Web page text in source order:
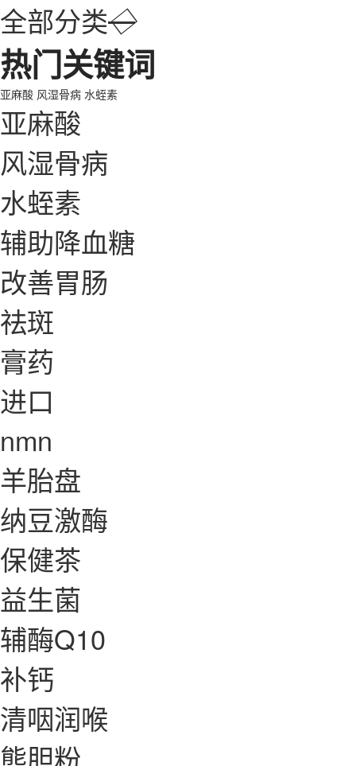
全部分类◇
热门关键词
亚麻酸 风湿骨病 水蛭素
亚麻酸
风湿骨病
水蛭素
辅助降血糖
改善胃肠
祛斑
膏药
进口
nmn
羊胎盘
纳豆激酶
保健茶
益生菌
辅酶Q10
补钙
清咽润喉
熊胆粉